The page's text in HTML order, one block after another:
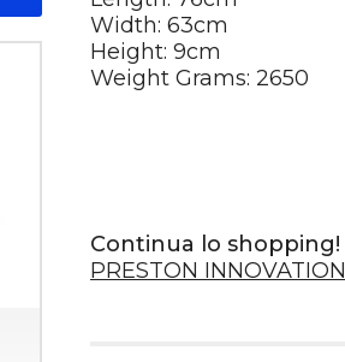
Width: 63cm
Height: 9cm
Weight Grams: 2650
Continua lo shopping!
PRESTON INNOVATION